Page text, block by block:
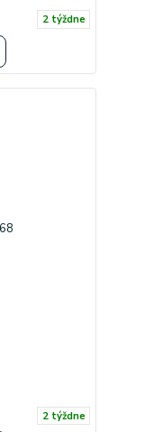
2 týždne
2 týždne